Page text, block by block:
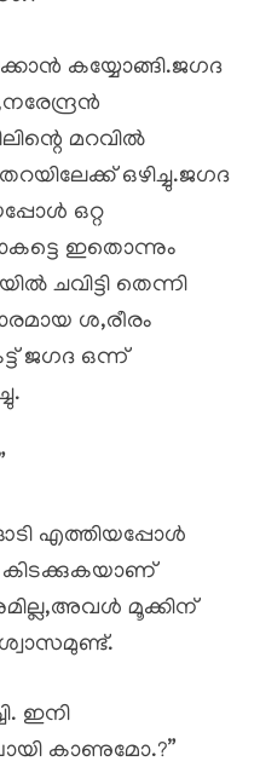
കയ്യോങ്ങി.ജഗദ
മറവിൽ
ഒഴിച്ചു.ജഗദ
ഒറ്റ
ഇതൊന്നും
ചവിട്ടി തെന്നി
ശ,രീരം
ജഗദ ഒന്ന്
എത്തിയപ്പോൾ
കിടക്കുകയാണ്
മൂക്കിന്
ഇനി
കാണുമോ.?”